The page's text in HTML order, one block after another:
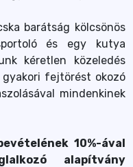
barátság kölcsönös
és egy kutya
kéretlen közeledés
fejtörést okozó
mindenkinek
10%-ával
alapítvány